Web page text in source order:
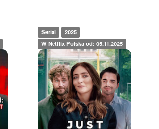
Serial
2025
W Netflix Polska od: 05.11.2025